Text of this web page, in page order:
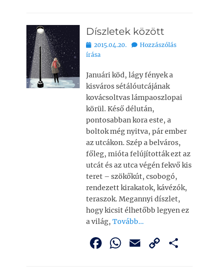
e
b
o
o
k
s
A
p
p
l
y
Li
n
k
Díszletek között
Bejegyezve
2015.04.20.
Hozzászólás
írása
Januári köd, lágy fények a
kisváros sétáló­utcájának
kovácsoltvas lámpaoszlopai
körül. Késő délután,
pontosabban kora este, a
boltok még nyitva, pár ember
az utcákon. Szép a belváros,
főleg, mióta felújították ezt az
utcát és az utca végén fekvő kis
teret – szökőkút, csobogó,
rendezett kirakatok, kávézók,
teraszok. Megannyi díszlet,
hogy kicsit élhetőbb legyen ez
a világ,Tovább…
F
W E
C